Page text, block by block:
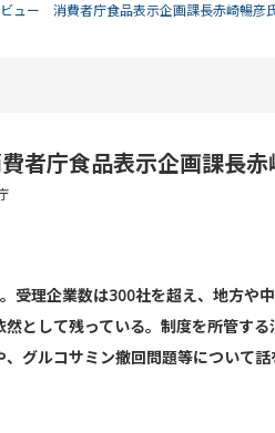
ビュー 消費者庁食品表示企画課長赤崎暢彦
者庁食品表示企画課長
受理企業数は300社を超え、地方や
として残っている。制度を所管す
グルコサミン撤回問題等について話